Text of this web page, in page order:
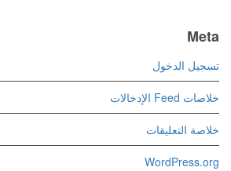
Meta
تسجيل الدخول
خلاصات Feed الإدخالات
خلاصة التعليقات
WordPress.org